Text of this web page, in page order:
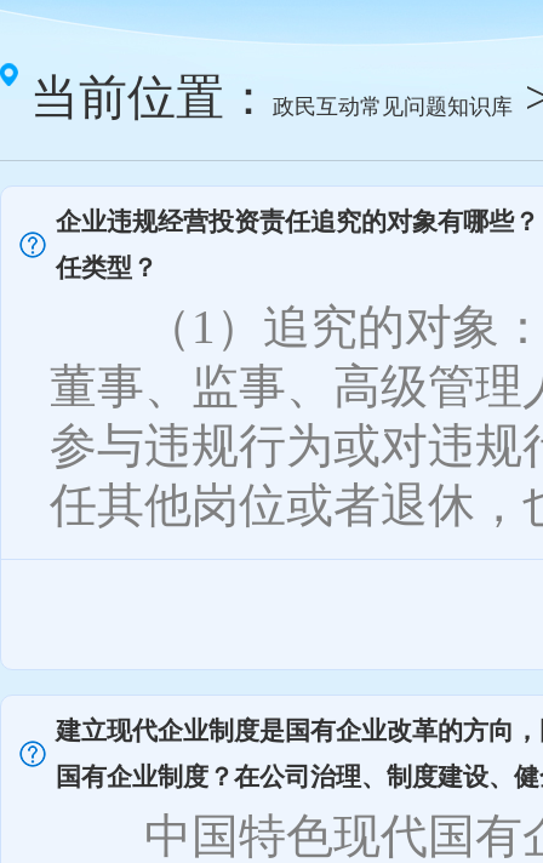
当前位置： 政民互动常见问题知识库
企业违规经营投资责任追究的对象有哪些
任类型？
（1）追究的对象：
董事、监事、高级管
参与违规行为或对违
任其他岗位或者退休，
建立现代企业制度是国有企业改革的方向
国有企业制度？在公司治理、制度建设、
中国特色现代国有企